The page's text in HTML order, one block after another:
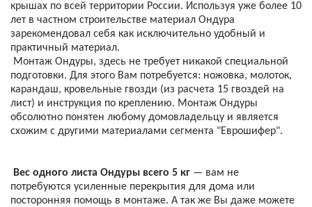
крышах по всей территории России. Используя уже более 10
лет в частном строительстве материал Ондура
зарекомендовал себя как исключительно удобный и
практичный материал.
Монтаж Ондуры, здесь не требует никакой специальной
подготовки. Для этого Вам потребуется: ножовка, молоток,
карандаш, кровельные гвозди (из расчета 15 гвоздей на
лист) и инструкция по креплению. Монтаж Ондуры
обсолютно понятен любому домовладельцу и является
схожим с другими материалами сегмента "Еврошифер".
Вес одного листа Ондуры всего 5 кг — вам не
потребуются усиленные перекрытия для дома или
посторонняя помощь в монтаже. А так же Вы даже можете